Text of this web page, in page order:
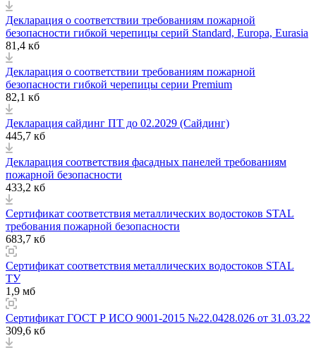
Декларация о соответствии требованиям пожарной
безопасности гибкой черепицы серий Standard, Europa, Eurasia
81,4 кб
Декларация о соответствии требованиям пожарной
безопасности гибкой черепицы серии Premium
82,1 кб
Декларация сайдинг ПТ до 02.2029 (Сайдинг)
445,7 кб
Декларация соответствия фасадных панелей требованиям
пожарной безопасности
433,2 кб
Сертификат соответствия металлических водостоков STAL
требования пожарной безопасности
683,7 кб
Сертификат соответствия металлических водостоков STAL
ТУ
1,9 мб
Сертификат ГОСТ Р ИСО 9001-2015 №22.0428.026 от 31.03.22
309,6 кб